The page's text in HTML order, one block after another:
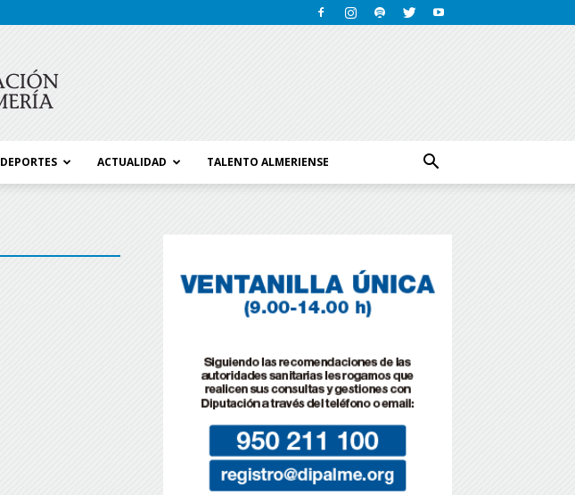
DEPORTES ACTUALIDAD TALENTO ALMERIENSE